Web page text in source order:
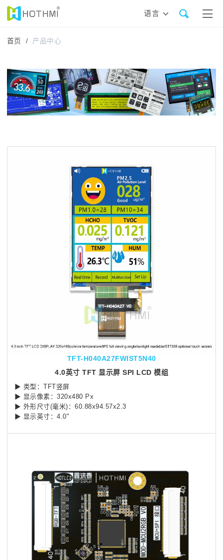
语言
首页 / 产品中心
TFT-H040A27FWIST5N40
4.0英寸 TFT 显示屏 SPI LCD 模组
▶ 类型：TFT竖屏
▶ 显示像素：320x480 Px
▶ 外形尺寸(毫米)：60.88x94.57x2.3
▶ 显示英寸：4.0"